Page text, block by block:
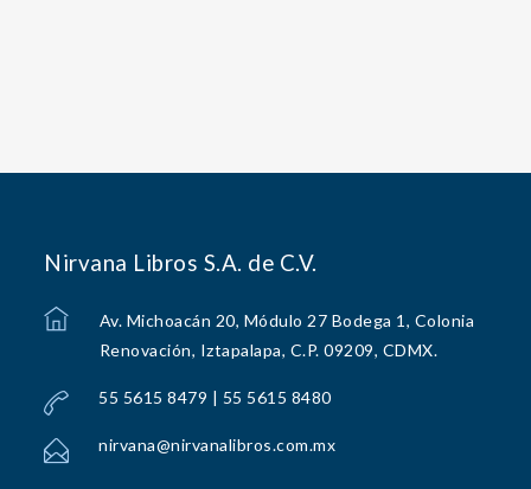
Nirvana Libros S.A. de C.V.
Av. Michoacán 20, Módulo 27 Bodega 1, Colonia
Renovación, Iztapalapa, C.P. 09209, CDMX.
55 5615 8479 | 55 5615 8480
nirvana@nirvanalibros.com.mx